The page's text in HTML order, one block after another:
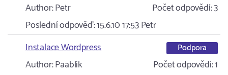
Author:Petr Počet odpovědí:3
Poslední odpověď:15.6.10 17:53Petr
Instalace Wordpress
Podpora
Author:Paablik Počet odpovědí:1